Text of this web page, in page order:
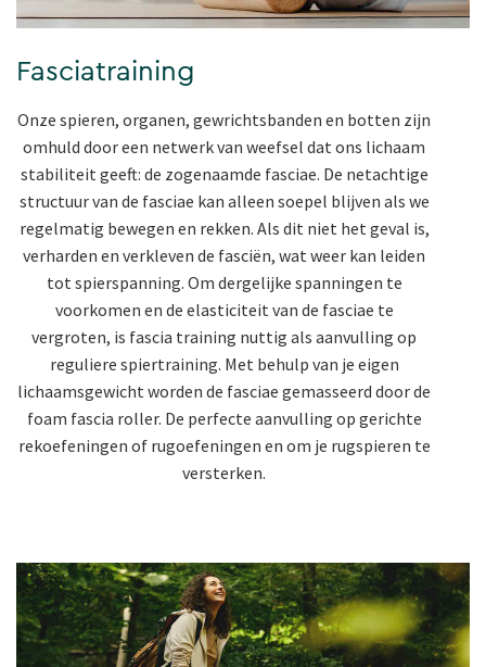
Fasciatraining
Onze spieren, organen, gewrichtsbanden en botten zijn
omhuld door een netwerk van weefsel dat ons lichaam
stabiliteit geeft: de zogenaamde fasciae. De netachtige
structuur van de fasciae kan alleen soepel blijven als we
regelmatig bewegen en rekken. Als dit niet het geval is,
verharden en verkleven de fasciën, wat weer kan leiden
tot spierspanning. Om dergelijke spanningen te
voorkomen en de elasticiteit van de fasciae te
vergroten, is fascia training nuttig als aanvulling op
reguliere spiertraining. Met behulp van je eigen
lichaamsgewicht worden de fasciae gemasseerd door de
foam fascia roller. De perfecte aanvulling op gerichte
rekoefeningen of rugoefeningen en om je rugspieren te
versterken.